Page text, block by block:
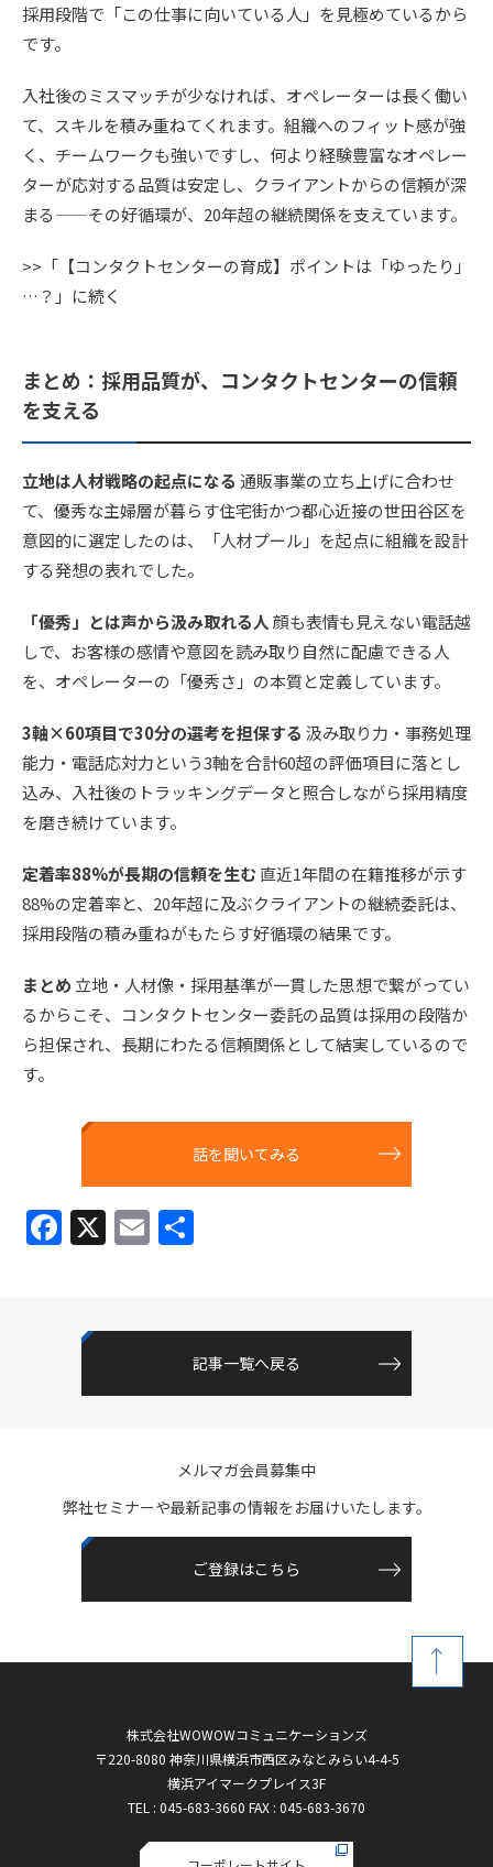
採用段階で「この仕事に向いている人」を見極めているから
です。
入社後のミスマッチが少なければ、オペレーターは長く働い
て、スキルを積み重ねてくれます。組織へのフィット感が強
く、チームワークも強いですし、何より経験豊富なオペレー
ターが応対する品質は安定し、クライアントからの信頼が深
まる——その好循環が、20年超の継続関係を支えています。
>>「【コンタクトセンターの育成】ポイントは「ゆったり」
…？」に続く
まとめ：採用品質が、コンタクトセンターの信頼
を支える
立地は人材戦略の起点になる 通販事業の立ち上げに合わせ
て、優秀な主婦層が暮らす住宅街かつ都心近接の世田谷区を
意図的に選定したのは、「人材プール」を起点に組織を設計
する発想の表れでした。
「優秀」とは声から汲み取れる人 顔も表情も見えない電話越
しで、お客様の感情や意図を読み取り自然に配慮できる人
を、オペレーターの「優秀さ」の本質と定義しています。
3軸×60項目で30分の選考を担保する 汲み取り力・事務処理
能力・電話応対力という3軸を合計60超の評価項目に落とし
込み、入社後のトラッキングデータと照合しながら採用精度
を磨き続けています。
定着率88%が長期の信頼を生む 直近1年間の在籍推移が示す
88%の定着率と、20年超に及ぶクライアントの継続委託は、
採用段階の積み重ねがもたらす好循環の結果です。
まとめ 立地・人材像・採用基準が一貫した思想で繋がってい
るからこそ、コンタクトセンター委託の品質は採用の段階か
ら担保され、長期にわたる信頼関係として結実しているので
す。
話を聞いてみる
F
o
X E
l
記事一覧へ戻る
メルマガ会員募集中
弊社セミナーや最新記事の情報をお届けいたします。
ご登録はこちら
株式会社WOWOWコミュニケーションズ
〒220-8080 神奈川県横浜市西区みなとみらい4-4-5
横浜アイマークプレイス3F
TEL : 045-683-3660 FAX : 045-683-3670